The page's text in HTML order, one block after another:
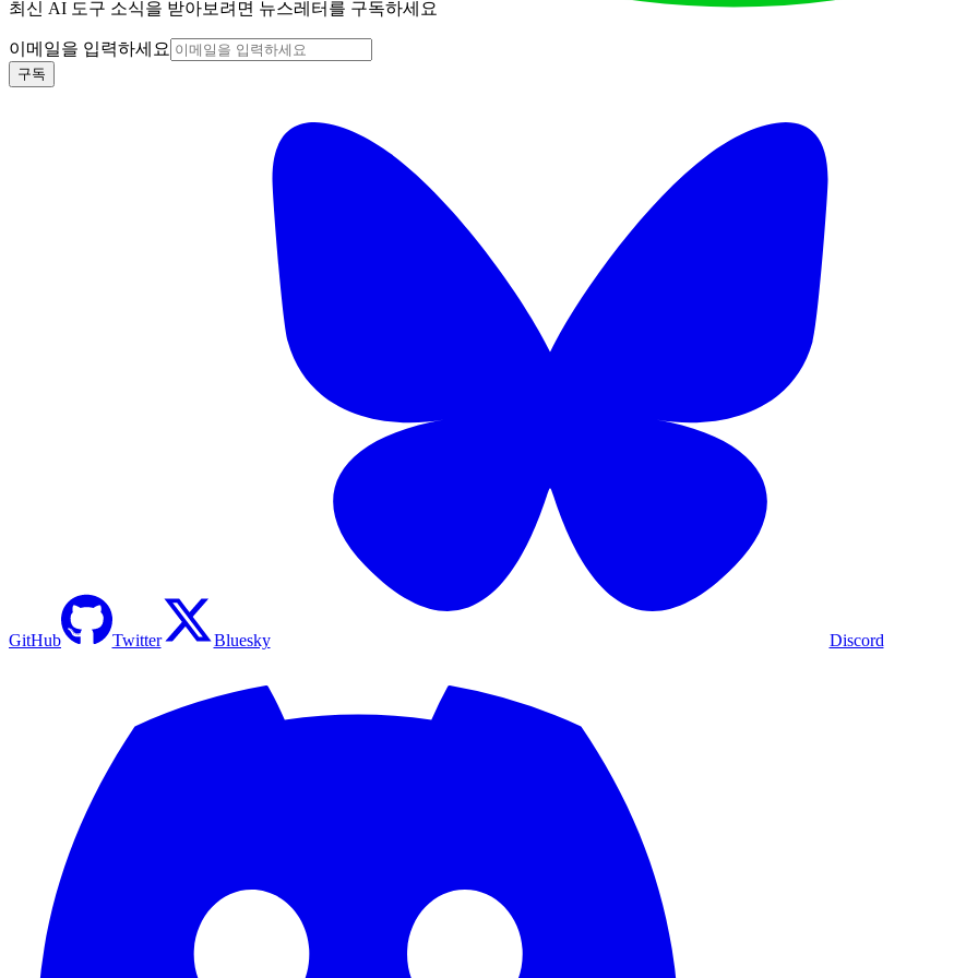
최신 AI 도구 소식을 받아보려면 뉴스레터를 구독하세요
이메일을 입력하세요
구독
GitHub Twitter Bluesky Discord